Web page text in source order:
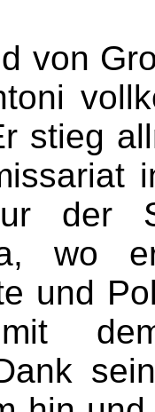
von
stieg
wo
und